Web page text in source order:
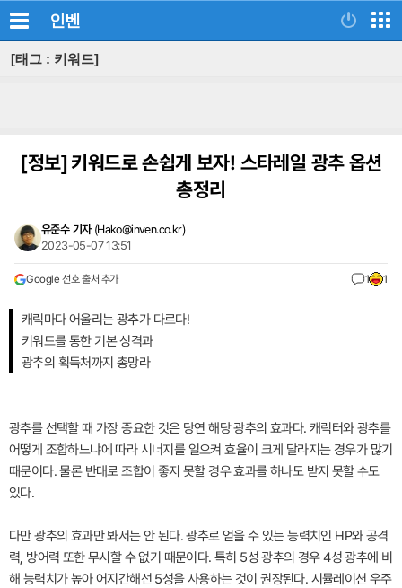
인벤
[태그 : 키워드]
[정보]키워드로 손쉽게 보자! 스타레일 광추 옵션
총정리
유준수 기자 (Hako@inven.co.kr)
2023-05-07 13:51
Google 선호 출처 추가 1 1
캐릭마다 어울리는 광추가 다르다!
키워드를 통한 기본 성격과
광추의 획득처까지 총망라
광추를 선택할 때 가장 중요한 것은 당연 해당 광추의 효과다. 캐릭터와 광추를
어떻게 조합하느냐에 따라 시너지를 일으켜 효율이 크게 달라지는 경우가 많기
때문이다. 물론 반대로 조합이 좋지 못할 경우 효과를 하나도 받지 못할 수도
있다.
다만 광추의 효과만 봐서는 안 된다. 광추로 얻을 수 있는 능력치인 HP와 공격
력, 방어력 또한 무시할 수 없기 때문이다. 특히 5성 광추의 경우 4성 광추에 비
해 능력치가 높아 어지간해선 5성을 사용하는 것이 권장된다. 시뮬레이션 우주